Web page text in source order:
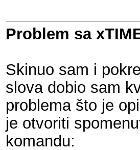
Problem sa
Skinuo sam i
slova dobio sam
problema što je
je otvoriti
komandu: